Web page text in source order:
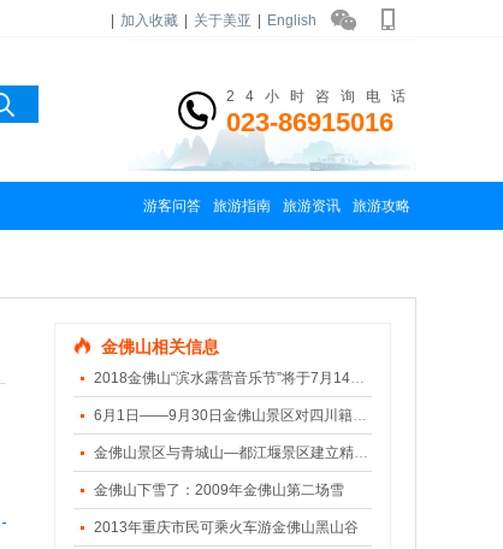
加入收藏 关于美亚 English
24小时咨询电话
023-86915016
游客问答 旅游指南 旅游资讯 旅游攻略
金佛山相关信息
2018金佛山“滨水露营音乐节”将于7月14日盛大开幕
6月1日——9月30日金佛山景区对四川籍游客免门票
金佛山景区与青城山—都江堰景区建立精品景区合作机制
金佛山下雪了：2009年金佛山第二场雪
2013年重庆市民可乘火车游金佛山黑山谷